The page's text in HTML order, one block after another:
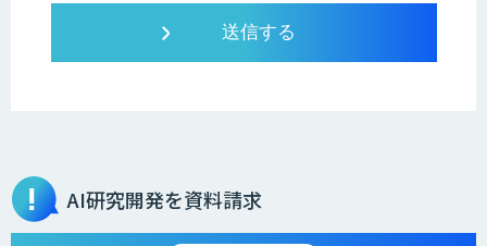
AI研究開発を資料請求